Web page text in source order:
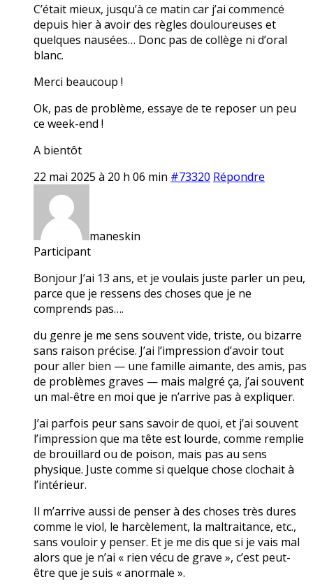
C’était mieux, jusqu’à ce matin car j’ai commencé
depuis hier à avoir des règles douloureuses et
quelques nausées… Donc pas de collège ni d’oral
blanc.
Merci beaucoup !
Ok, pas de problème, essaye de te reposer un peu
ce week-end !
A bientôt
22 mai 2025 à 20 h 06 min #73320 Répondre
maneskin
Participant
Bonjour J’ai 13 ans, et je voulais juste parler un peu,
parce que je ressens des choses que je ne
comprends pas….
du genre je me sens souvent vide, triste, ou bizarre
sans raison précise. J’ai l’impression d’avoir tout
pour aller bien — une famille aimante, des amis, pas
de problèmes graves — mais malgré ça, j’ai souvent
un mal-être en moi que je n’arrive pas à expliquer.
J’ai parfois peur sans savoir de quoi, et j’ai souvent
l’impression que ma tête est lourde, comme remplie
de brouillard ou de poison, mais pas au sens
physique. Juste comme si quelque chose clochait à
l’intérieur.
Il m’arrive aussi de penser à des choses très dures
comme le viol, le harcèlement, la maltraitance, etc.,
sans vouloir y penser. Et je me dis que si je vais mal
alors que je n’ai « rien vécu de grave », c’est peut-
être que je suis « anormale ».